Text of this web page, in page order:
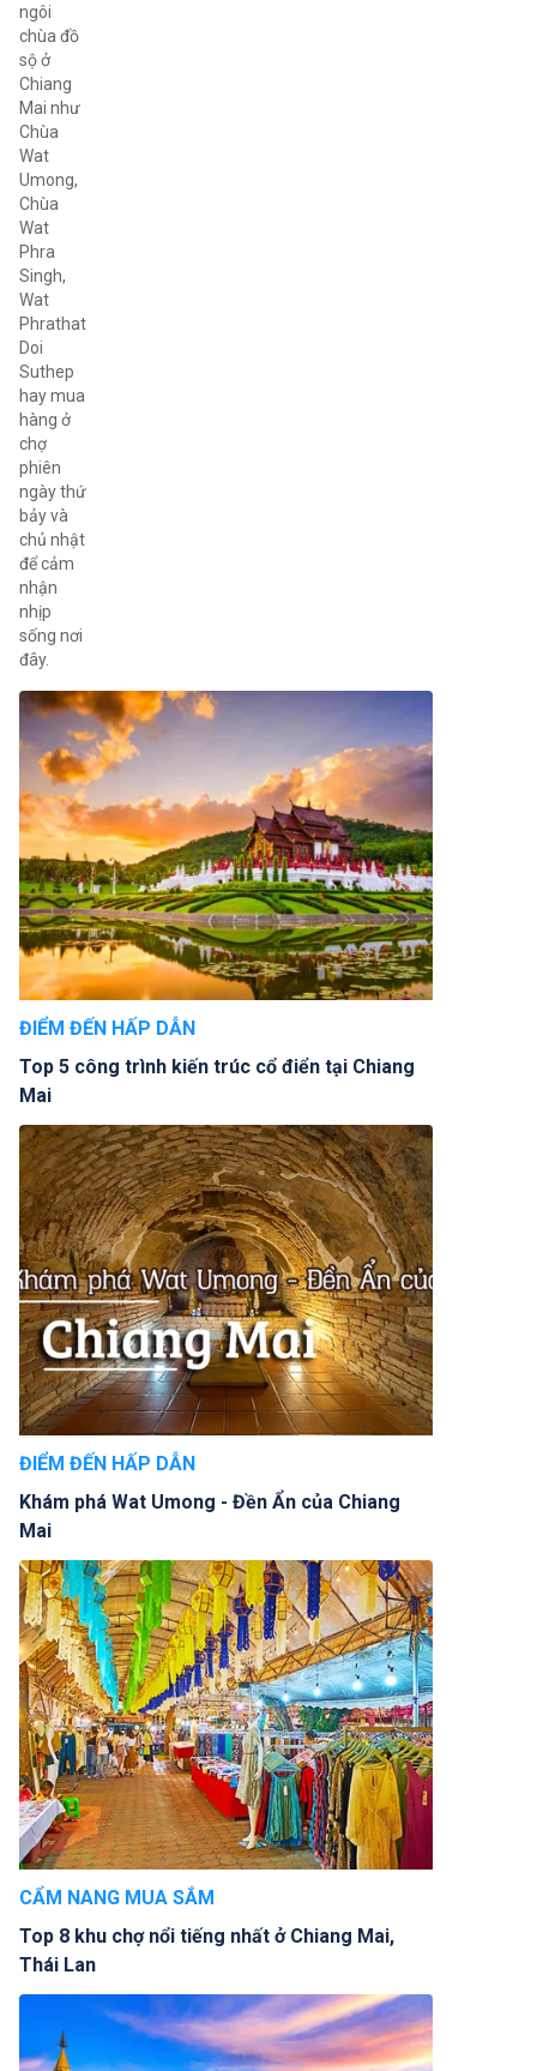
ngôi
chùa đồ
sộ ở
Chiang
Mai như
Chùa
Wat
Umong,
Chùa
Wat
Phra
Singh,
Wat
Phrathat
Doi
Suthep
hay mua
hàng ở
chợ
phiên
ngày thứ
bảy và
chủ nhật
để cảm
nhận
nhịp
sống nơi
đây.
ĐIỂM ĐẾN HẤP DẪN
Top 5 công trình kiến trúc cổ điển tại Chiang
Mai
ĐIỂM ĐẾN HẤP DẪN
Khám phá Wat Umong - Đền Ẩn của Chiang
Mai
CẨM NANG MUA SẮM
Top 8 khu chợ nổi tiếng nhất ở Chiang Mai,
Thái Lan